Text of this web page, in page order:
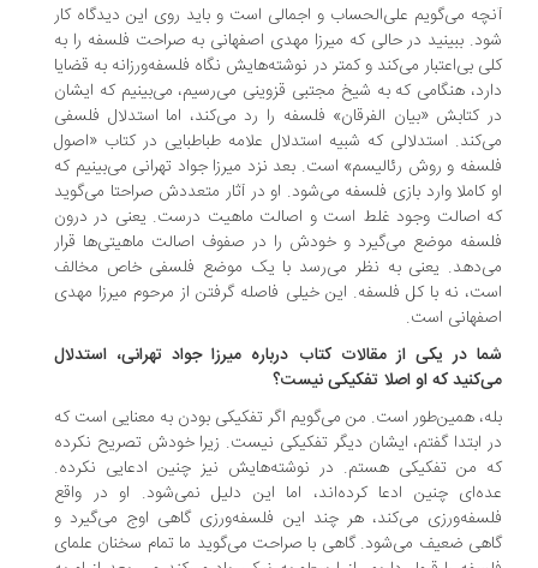
می‌گویم علی‌الحساب و اجمالی است و باید روی این دیدگاه کار
ببینید در حالی که میرزا مهدی اصفهانی به صراحت فلسفه را به
بی‌اعتبار می‌کند و کمتر در نوشته‌هایش نگاه فلسفه‌ورزانه به قضایا
هنگامی‌ که به شیخ مجتبی قزوینی می‌رسیم، می‌بینیم که‌ ایشان
کتابش «بیان الفرقان» فلسفه را رد می‌کند، اما استدلال فلسفی
استدلالی که شبیه استدلال علامه طباطبایی در کتاب «اصول
و روش رئالیسم» است. بعد نزد میرزا جواد تهرانی می‌بینیم که
کاملا وارد بازی فلسفه می‌شود. او در آثار متعددش صراحتا می‌گوید
اصالت وجود غلط است و اصالت ماهیت درست. یعنی در درون
موضع می‌گیرد و خودش را در صفوف اصالت ماهیتی‌ها قرار
یعنی به نظر می‌رسد با یک موضع فلسفی خاص مخالف
نه با کل فلسفه. این خیلی فاصله گرفتن از مرحوم میرزا مهدی
است.
در یکی از مقالات کتاب درباره میرزا جواد تهرانی، استدلال
که او اصلا تفکیکی نیست؟
همین‌طور است. من می‌گویم اگر تفکیکی بودن به معنایی است که
ابتدا گفتم، ایشان دیگر تفکیکی نیست. زیرا خودش تصریح نکرده
من تفکیکی هستم. در نوشته‌هایش نیز چنین ادعایی نکرده.
چنین ادعا کرده‌اند، اما این دلیل نمی‌شود. او در واقع
می‌کند، هر چند این فلسفه‌ورزی گاهی اوج می‌گیرد و
ضعیف می‌شود. گاهی با صراحت می‌گوید ما تمام سخنان علمای